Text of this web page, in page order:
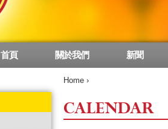
Home ›
CALENDAR
首頁 關於我們 新聞